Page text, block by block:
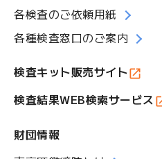
各検査のご依頼用紙
各種検査窓口のご案内
検査キット販売サイト
検査結果WEB検索サービス
財団情報